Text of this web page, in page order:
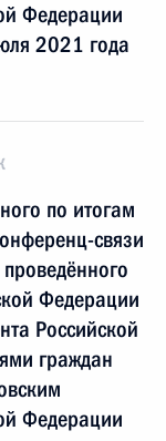
Федерации
2021 года
по итогам
связи
Федерации
Российской
граждан
Федерации